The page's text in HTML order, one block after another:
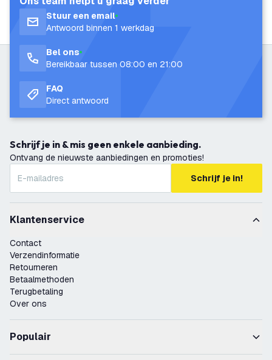
Stuur een email
Antwoord binnen 1 werkdag
Bel ons
Bereikbaar tussen 08:00 en 21:00
FAQ
Direct antwoord
Schrijf je in & mis geen enkele aanbieding.
Ontvang de nieuwste aanbiedingen en promoties!
Schrijf je in!
Klantenservice
Contact
Verzendinformatie
Retourneren
Betaalmethoden
Terugbetaling
Over ons
Populair